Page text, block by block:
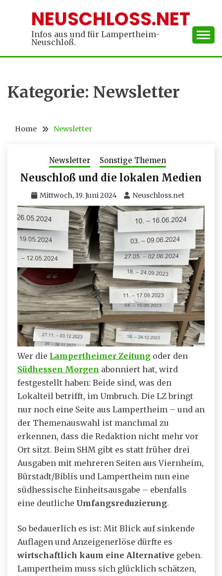
NEUSCHLOSS.NET
Infos aus und für Lampertheim-
Neuschloß.
Kategorie: Newsletter
Home Newsletter
Newsletter Sonstige Themen
Neuschloß und die lokalen Medien
Mittwoch, 19. Juni 2024 Neuschloss.net
Wer die Lampertheimer Zeitung oder den
Südhessen Morgen abonniert hat, wird
festgestellt haben: Beide sind, was den
Lokalteil betrifft, im Umbruch. Die LZ bringt
nur noch eine Seite aus Lampertheim – und an
der Themenauswahl ist manchmal zu
erkennen, dass die Redaktion nicht mehr vor
Ort sitzt. Beim SHM gibt es statt früher drei
Ausgaben mit mehreren Seiten aus Viernheim,
Bürstadt/Biblis und Lampertheim nun eine
südhessische Einheitsausgabe – ebenfalls
eine deutliche Umfangsreduzierung.
So bedauerlich es ist: Mit Blick auf sinkende
Auflagen und Anzeigenerlöse dürfte es
wirtschaftlich kaum eine Alternative geben.
Lampertheim muss sich glücklich schätzen,